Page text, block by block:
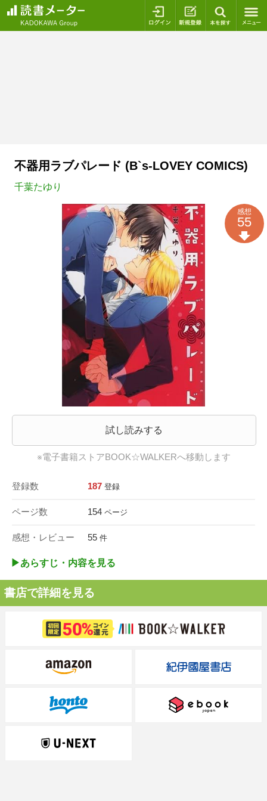
ログイン 新規登録
不器用ラブパレード (B`s-LOVEY COMICS)
千葉たゆり
試し読みする
※電子書籍ストアBOOK☆WALKERへ移動します
登録数 187 登録
ページ数 154 ページ
感想・レビュー 55 件
感想
55
▶︎あらすじ・内容を見る
書店で詳細を見る